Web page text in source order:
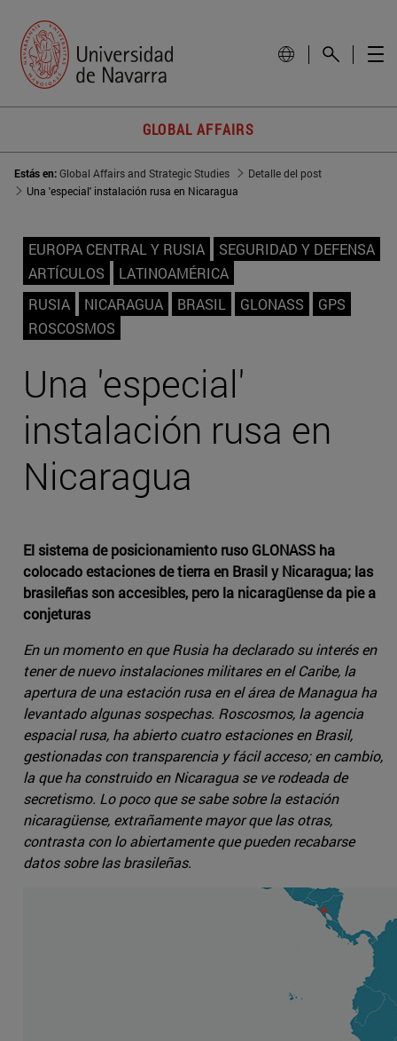
GLOBAL AFFAIRS
Estás en:Global Affairs and Strategic Studies
Detalle del post
Una 'especial' instalación rusa en Nicaragua
EUROPA CENTRAL Y RUSIA
SEGURIDAD Y DEFENSA
ARTÍCULOS
LATINOAMÉRICA
RUSIA
NICARAGUA BRASIL GLONASS
GPS
ROSCOSMOS
Una 'especial'
instalación rusa en
Nicaragua
El sistema de posicionamiento ruso GLONASS ha
colocado estaciones de tierra en Brasil y Nicaragua; las
brasileñas son accesibles, pero la nicaragüense da pie a
conjeturas
En un momento en que Rusia ha declarado su interés en
tener de nuevo instalaciones militares en el Caribe, la
apertura de una estación rusa en el área de Managua ha
levantado algunas sospechas. Roscosmos, la agencia
espacial rusa, ha abierto cuatro estaciones en Brasil,
gestionadas con transparencia y fácil acceso; en cambio,
la que ha construido en Nicaragua se ve rodeada de
secretismo. Lo poco que se sabe sobre la estación
nicaragüense, extrañamente mayor que las otras,
contrasta con lo abiertamente que pueden recabarse
datos sobre las brasileñas.